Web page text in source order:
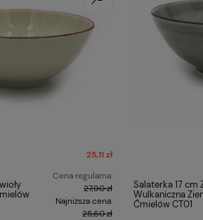
25,11 zł
Cena regularna:
27,90 zł
Najniższa cena:
25,60 zł
Salaterka 17 cm
Wulkaniczna
Ćmielów CT01